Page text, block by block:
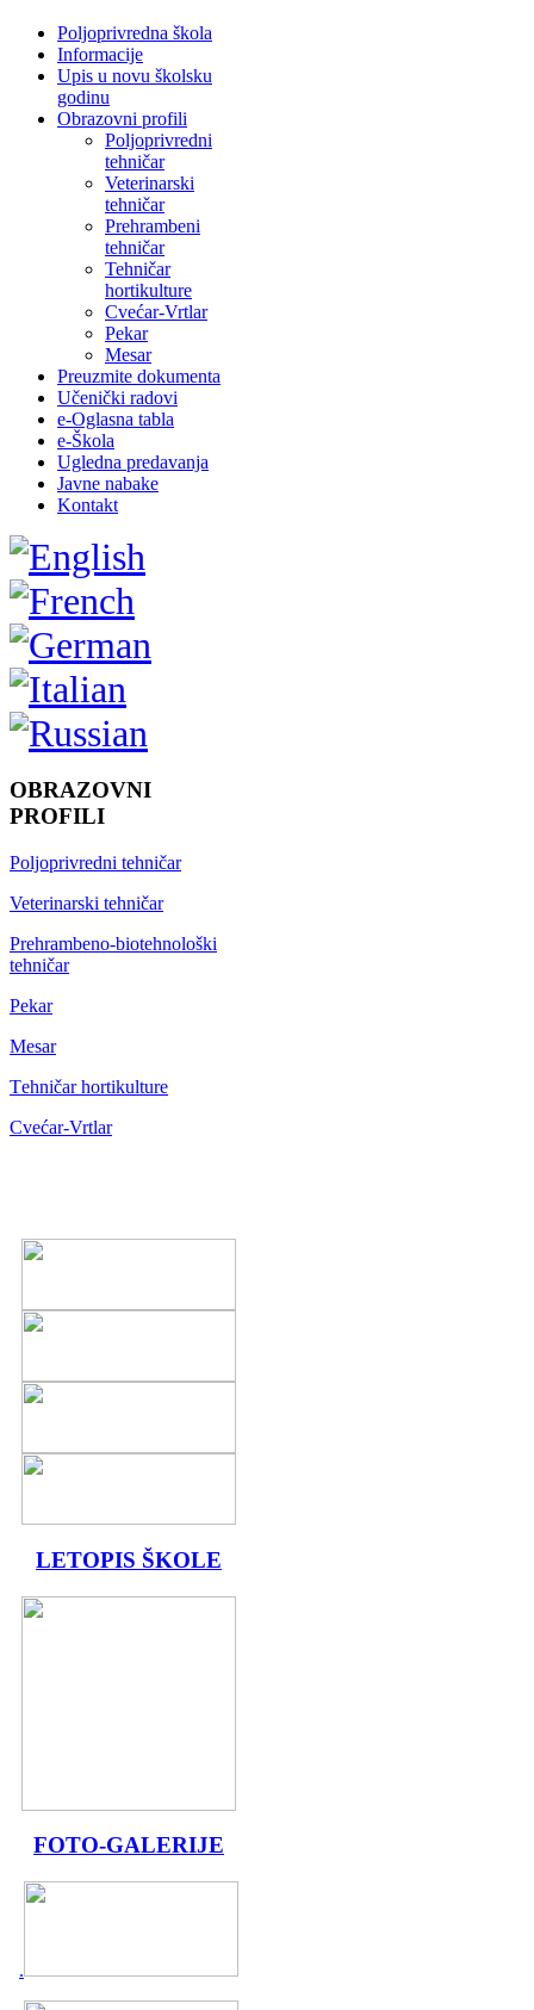
Poljoprivredna škola
Informacije
Upis u novu školsku
godinu
Obrazovni profili
Poljoprivredni
tehničar
Veterinarski
tehničar
Prehrambeni
tehničar
Tehničar
hortikulture
Cvećar-Vrtlar
Pekar
Mesar
Preuzmite dokumenta
Učenički radovi
e-Oglasna tabla
e-Škola
Ugledna predavanja
Javne nabake
Kontakt
OBRAZOVNI
PROFILI
Poljoprivredni tehničar
Veterinarski tehničar
Prehrambeno-biotehnološki
tehničar
Pekar
Mesar
Тehničar hortikulture
Cvećar-Vrtlar
LETOPIS ŠKOLE
FOTO-GALERIJE
.